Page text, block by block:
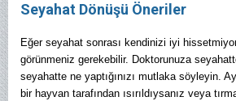
Seyahat Dönüşü Öneriler
Eğer seyahat sonrası kendinizi iyi
görünmeniz gerekebilir. Doktorunuza
seyahatte ne yaptığınızı mutlaka söyleyin.
bir hayvan tarafından ısırıldıysanız veya